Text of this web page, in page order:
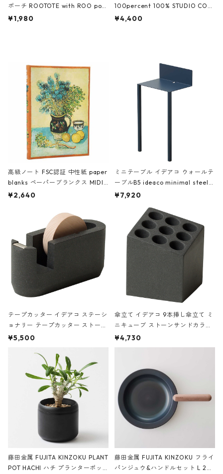
ポーチ ROOTOTE with ROO pou
ch 3532 ルートート WR.ポーチ.ラ
¥1,980
100percent 100% STUDIO COH
AKU Timeless 100パーセント ス
¥4,400
高級ノート FSC認証 中性紙 paper
blanks ペーパーブランクス MIDI
ハードカバー 罫線 ヴァン・ゴッホ
¥2,640
ミニテーブル イデアコ ウォールテ
ーブルB5 ideaco minimal steel f
urniture WALL Table B5 ネイビー
¥7,920
テープカッター イデアコ ステーシ
ョナリー テープカッター ストーン
サンドカラー 石調 ideaco Station
¥5,500
傘立て イデアコ 9本挿し傘立て ミ
ニキューブ ストーンサンドカラー
石調 ideaco Umbrella Stand CUB
E ストーンサンドブラック
¥4,730
藤田金属 FUJITA KINZOKU PLANT
POT HACHI ハチ プランターポッ
藤田金属 FUJITA KINZOKU フライ
パンジュウ&ハンドルセット L 24c